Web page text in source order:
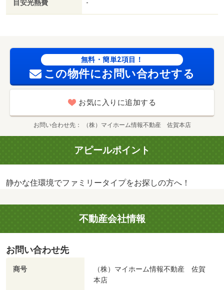
目安光熱費 -
無料・簡単2項目！
この物件にお問い合わせする
お気に入りに追加する
お問い合わせ先 （株）マイホーム情報不動産 佐賀本店
アピールポイント
静かな住環境でファミリータイプをお探しの方へ！
不動産会社情報
お問い合わせ先
商号
（株）マイホーム情報不動産 佐賀
本店